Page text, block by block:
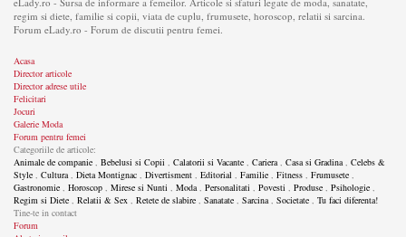
regim si diete, familie si copii, viata de cuplu, frumusete, horoscop, relatii si sarcina.
Forum eLady.ro - Forum de discutii pentru femei.
Acasa
Director articole
Director adrese utile
Felicitari
Jocuri
Galerie Moda
Forum pentru femei
Categoriile de articole:
Animale de companie
Bebelusi si Copii Calatorii si Vacante Cariera Casa si Gradina
Celebs &
Style
Cultura Dieta Montignac Divertisment Editorial Familie Fitness Frumusete
Gastronomie
Horoscop Mirese si Nunti Moda Personalitati Povesti Produse Psihologie
Regim si Diete
Relatii & Sex Retete de slabire Sanatate Sarcina Societate
Tu faci diferenta!
Tine-te in contact
Forum